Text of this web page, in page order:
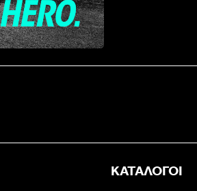
ΚΑΤΑΛΟΓΟΙ